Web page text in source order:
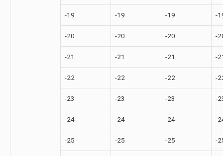
-19 -19 -19 -
-20 -20 -20 -
-21 -21 -21 -
-22 -22 -22 -
-23 -23 -23 -
-24 -24 -24 -
-25 -25 -25 -